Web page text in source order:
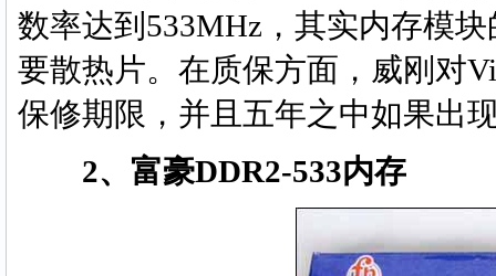
数率达到533MHz，其实内存模
要散热片。在质保方面，威刚对
保修期限，并且五年之中如果出
2、富豪DDR2-533内存